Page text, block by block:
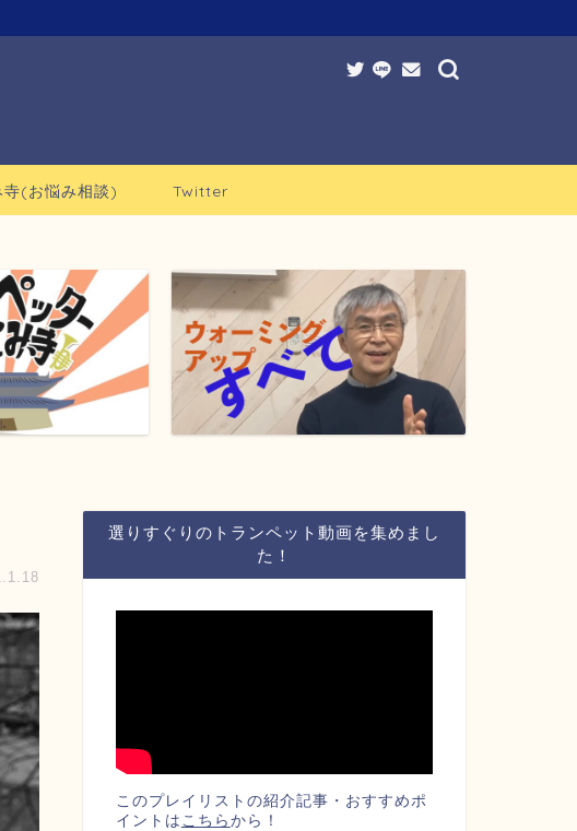
寺(お悩み相談) Twitter
選りすぐりのトランペット動画を集めまし
た！
このプレイリストの紹介記事・おすすめポ
イントは こちら から！